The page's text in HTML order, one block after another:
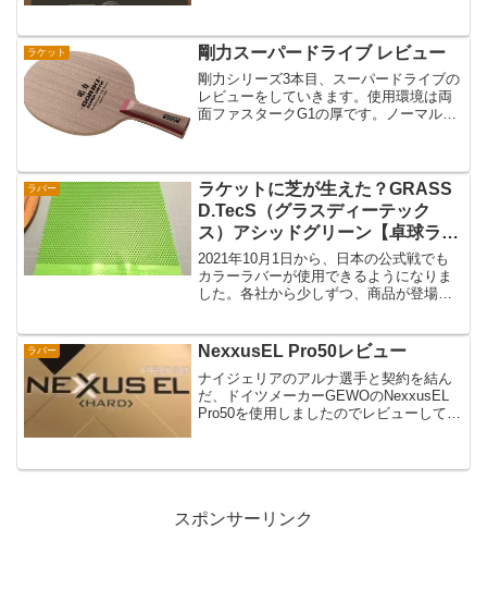
たくさんあるようですが、...
ラケット 剛力スーパードライブ レビュー
剛力シリーズ3本目、スーパードライブの
レビューをしていきます。使用環境は両
面ファスタークG1の厚です。ノーマル剛
ど軽い。この...
ラバー
ラケットに芝が生えた？GRASS
D.TecS（グラスディーテック
ス）アシッドグリーン【卓球ラバ
ーレビュー】
2021年10月1日から、日本の公式戦でも
カラーラバーが使用できるようになりま
した。各社から少しずつ、商品が登場し
クスのアシッドグリーンのレビューをお
ラバー NexxusEL Pro50レビュー
ナイジェリアのアルナ選手と契約を結ん
だ、ドイツメーカーGEWOのNexxusEL
Pro50を使用しましたのでレビューしてい
スポンサーリンク